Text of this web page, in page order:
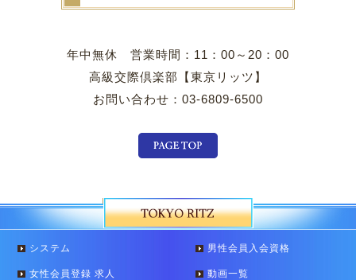
年中無休 営業時間：11：00～20：00
高級交際倶楽部【東京リッツ】
お問い合わせ：03-6809-6500
システム 男性会員入会資格
女性会員登録 求人 動画一覧